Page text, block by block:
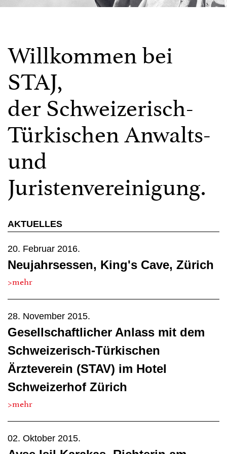
Willkommen bei
STAJ,
der Schweizerisch-
Türkischen Anwalts-
und
Juristenvereinigung.
AKTUELLES
20. Februar 2016.
Neujahrsessen, King's Cave, Zürich
>mehr
28. November 2015.
Gesellschaftlicher Anlass mit dem
Schweizerisch-Türkischen
Ärzteverein (STAV) im Hotel
Schweizerhof Zürich
>mehr
02. Oktober 2015.